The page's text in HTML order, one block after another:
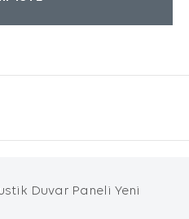
Duvar Paneli Yeni
siteleri
cihazınıza
ettiğiniz dil ve diğer
deneyiminizi
geliştirmeler